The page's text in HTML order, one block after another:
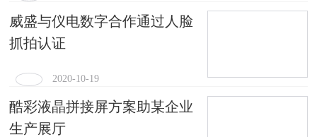
威盛与仪电数字合作通过人脸
抓拍认证
2020-10-19
酷彩液晶拼接屏方案助某企业
生产展厅